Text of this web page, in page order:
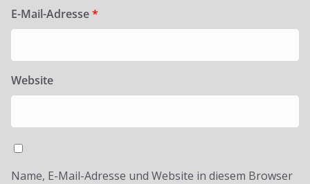
E-Mail-Adresse*
Website
Name, E-Mail-Adresse und Website in diesem Browser